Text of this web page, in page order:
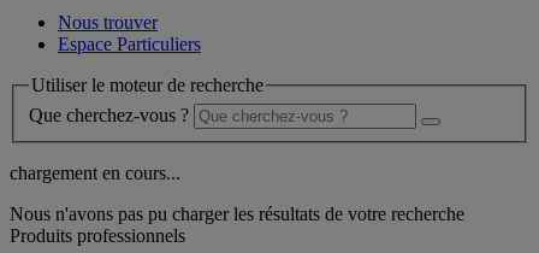
Nous trouver
Espace Particuliers
Utiliser le moteur de recherche
Que cherchez-vous ?
chargement en cours...
Nous n'avons pas pu charger les résultats de votre recherche
Produits professionnels